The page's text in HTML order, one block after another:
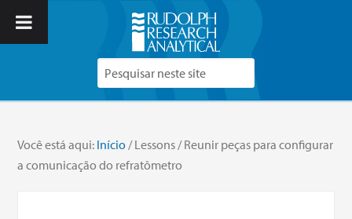
Você está aqui: Início /Lessons /Reunir peças para configurar
a comunicação do refratômetro